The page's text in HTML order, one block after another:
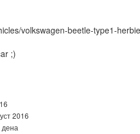
volkswagen-beetle-type1-
;)
2016